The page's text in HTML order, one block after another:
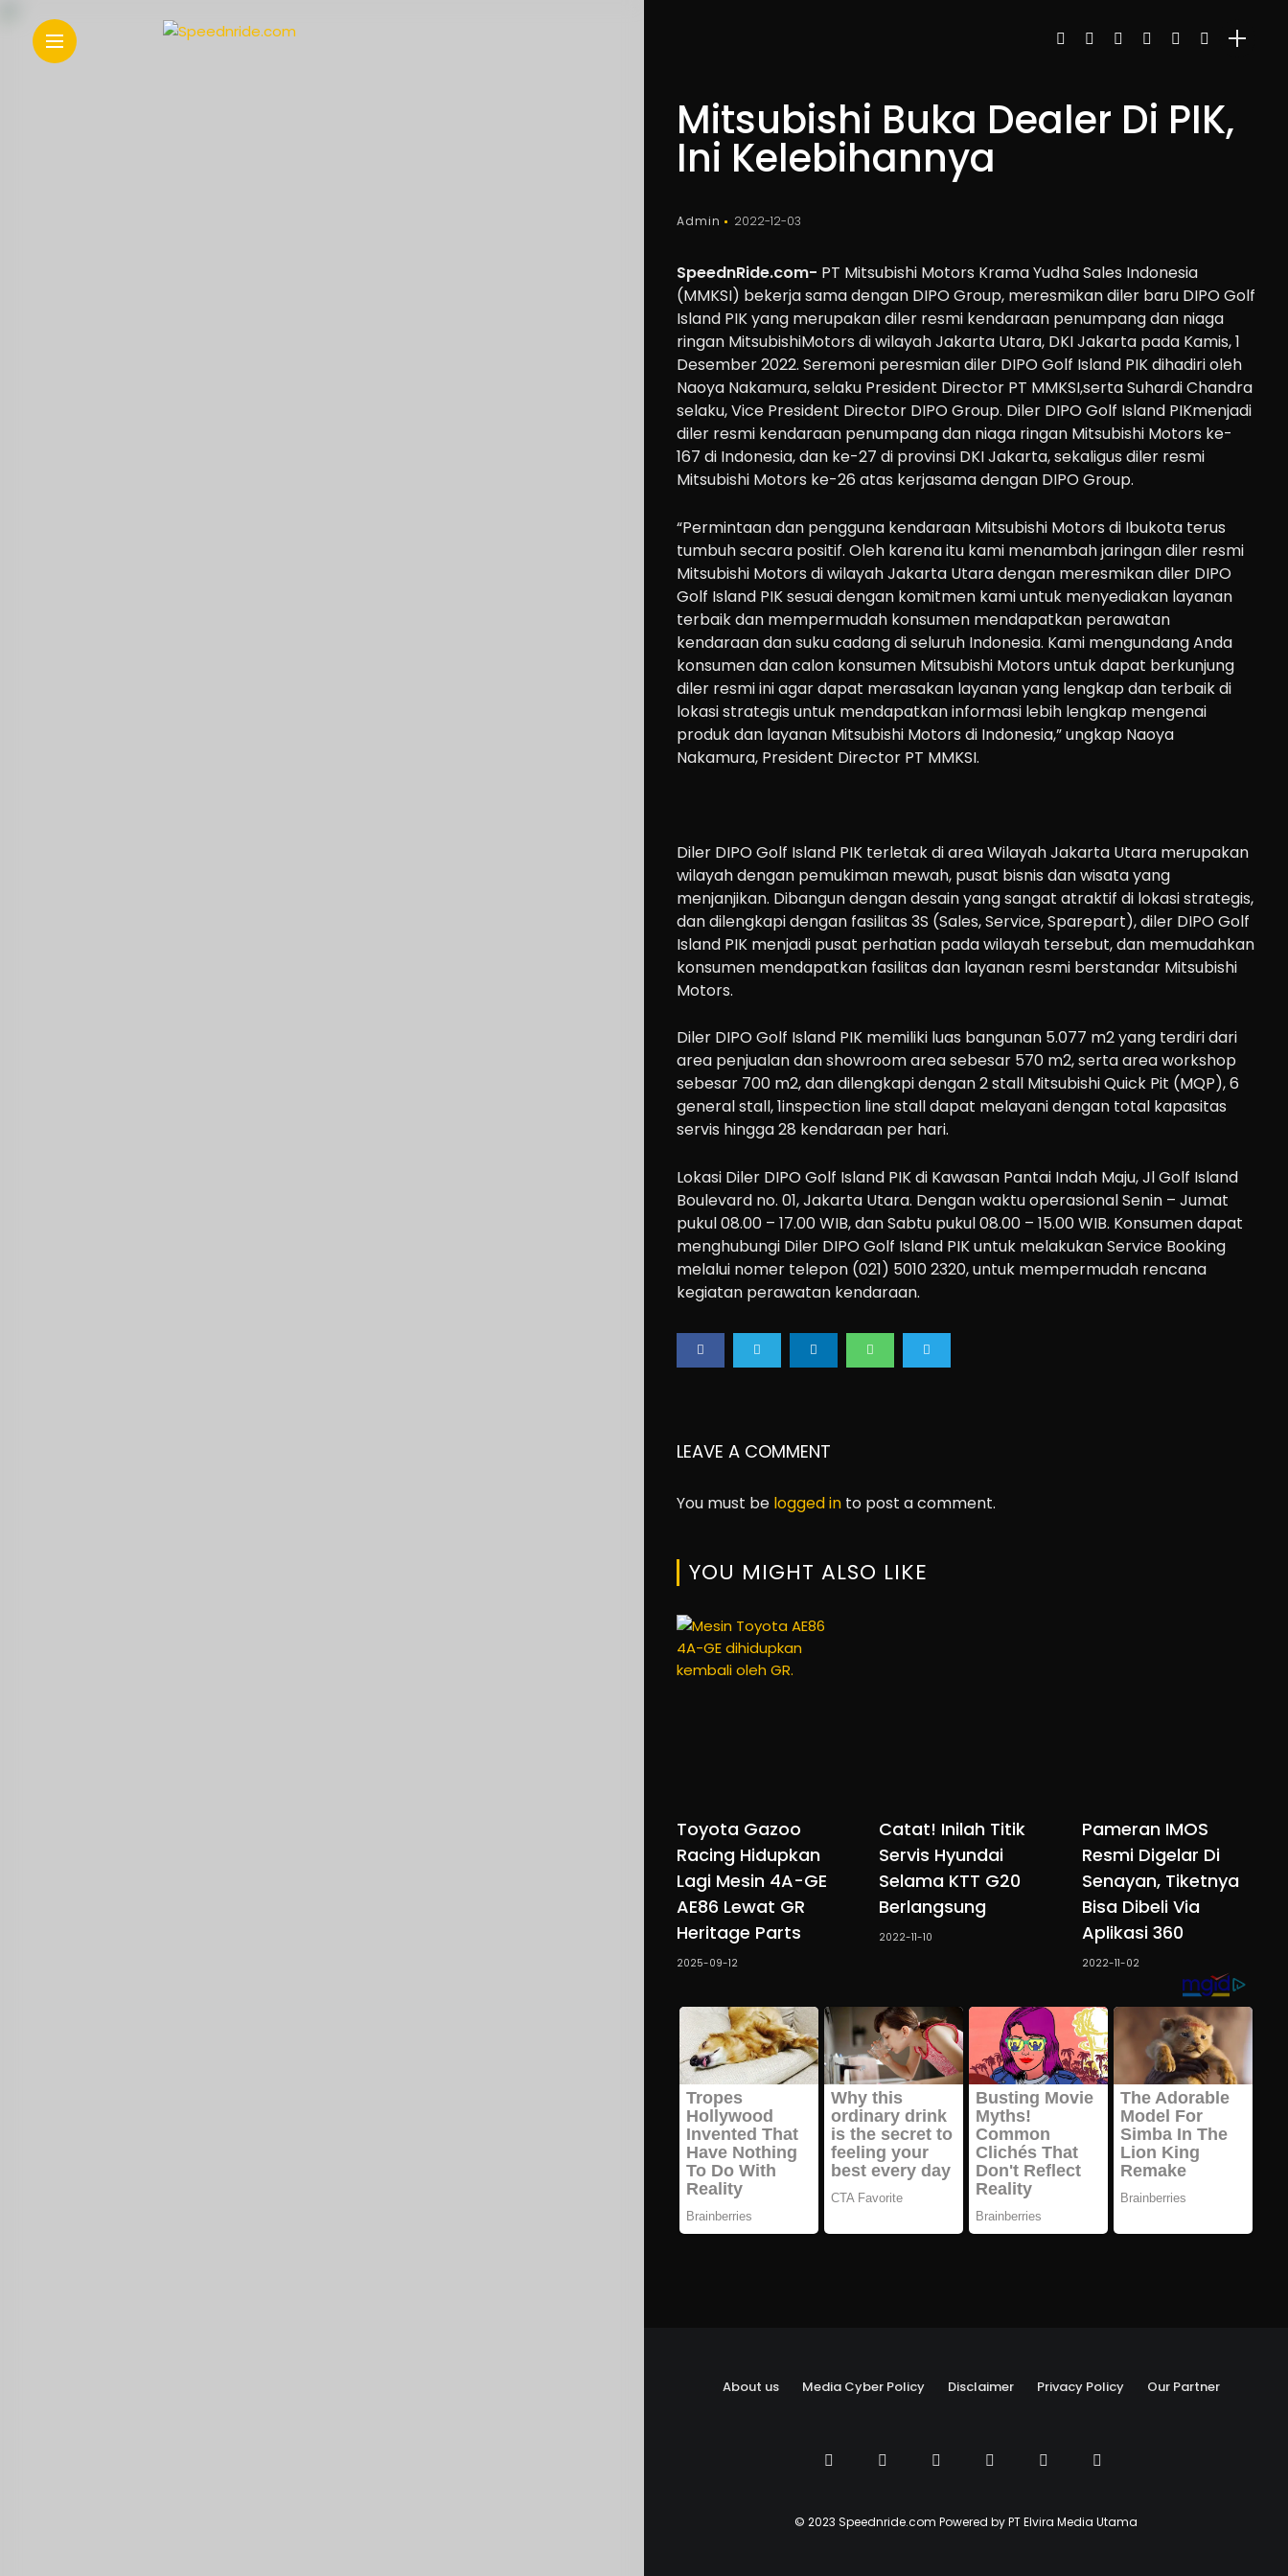
Motorcycle
Ride
n
Drive
Modification
Tips
Community
Accessories
Lifestyle
Mitsubishi Buka Dealer Di PIK,
Ini Kelebihannya
Admin 2022-12-03
SpeednRide.com- PT Mitsubishi Motors Krama Yudha Sales Indonesia
(MMKSI) bekerja sama dengan DIPO Group, meresmikandiler baru DIPOGolf
Island PIKyang merupakandiler resmi kendaraan penumpang dan niaga
ringan MitsubishiMotors diwilayahJakartaUtara, DKI Jakarta pada Kamis, 1
Desember 2022. Seremoni peresmian diler DIPO Golf Island PIKdihadiri oleh
Naoya Nakamura,selaku President DirectorPT MMKSI,sertaSuhardiChandra
selaku,Vice President Director DIPO Group. Diler DIPO Golf Island PIKmenjadi
diler resmi kendaraan penumpang dan niaga ringanMitsubishi Motors ke-
167 di Indonesia, dan ke-27 di provinsi DKI Jakarta, sekaligus diler resmi
Mitsubishi Motors ke-26 atas kerjasama dengan DIPO Group.
“Permintaan dan pengguna kendaraan Mitsubishi Motors di Ibukota terus
tumbuh secara positif. Oleh karena itu kami menambah jaringan diler resmi
Mitsubishi Motors di wilayah Jakarta Utara dengan meresmikan diler DIPO
Golf Island PIK sesuai dengan komitmen kami untuk menyediakan layanan
terbaik dan mempermudah konsumenmendapatkan perawatan
kendaraan dan suku cadang di seluruh Indonesia. Kami mengundang Anda
konsumen dan calon konsumen Mitsubishi Motors untuk dapat berkunjung
diler resmiiniagardapat merasakan layanan yang lengkapdan terbaik di
lokasi strategis untuk mendapatkan informasi lebih lengkap mengenai
produk dan layananMitsubishi Motors di Indonesia,”ungkap Naoya
Nakamura, President Director PT MMKSI.
Diler DIPO Golf Island PIK terletak di area Wilayah Jakarta Utaramerupakan
wilayah dengan pemukiman mewah, pusat bisnis danwisata yang
menjanjikan. Dibangun dengan desain yang sangat atraktif di lokasi strategis,
dan dilengkapi dengan fasilitas 3S (Sales, Service, Sparepart), diler DIPO Golf
Island PIKmenjadi pusat perhatian padawilayah tersebut, dan memudahkan
konsumen mendapatkan fasilitas dan layanan resmi berstandar Mitsubishi
Motors.
Diler DIPO Golf Island PIKmemiliki luas bangunan5.077 m2yang terdiri dari
area penjualan danshowroom areasebesar 570m2, serta areaworkshop
sebesar 700m2, dan dilengkapi dengan2 stall Mitsubishi Quick Pit (MQP),6
general stall,1inspection line stalldapat melayani dengan total kapasitas
servis hingga28 kendaraan per hari.
Lokasi Diler DIPO Golf Island PIKdi Kawasan Pantai Indah Maju, Jl Golf Island
Boulevard no. 01, Jakarta Utara. Dengan waktu operasional Senin – Jumat
pukul 08.00 – 17.00WIB, danSabtu pukul 08.00 – 15.00WIB. Konsumen dapat
menghubungi Diler DIPO Golf Island PIKuntukmelakukanService Booking
melalui nomer telepon (021) 5010 2320, untuk mempermudah rencana
kegiatan perawatan kendaraan.
LEAVE A COMMENT
You must be logged into post a comment.
YOU MIGHT ALSO LIKE
Toyota Gazoo
Racing Hidupkan
Lagi Mesin 4A-GE
AE86 Lewat GR
Heritage Parts
2025-09-12
Catat! Inilah Titik
Servis Hyundai
Selama KTT G20
Berlangsung
2022-11-10
Pameran IMOS
Resmi Digelar Di
Senayan, Tiketnya
Bisa Dibeli Via
Aplikasi 360
2022-11-02
About us Media Cyber Policy Disclaimer Privacy Policy Our Partner
© 2023 Speednride.com Powered by PT Elvira Media Utama